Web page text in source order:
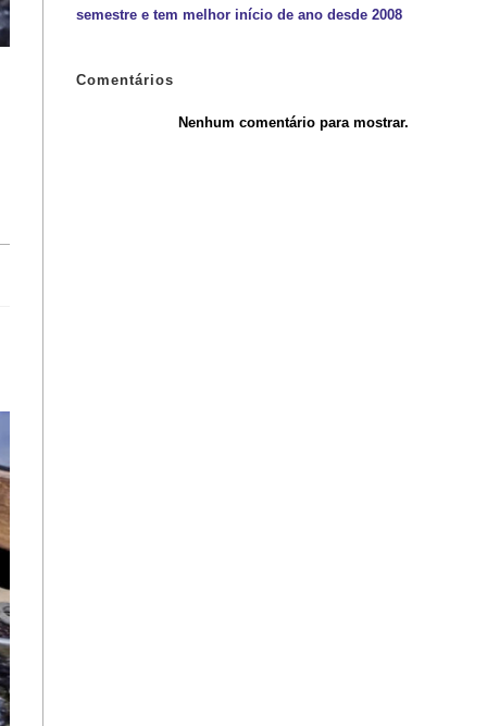
semestre e tem melhor início de ano desde 2008
Comentários
Nenhum comentário para mostrar.